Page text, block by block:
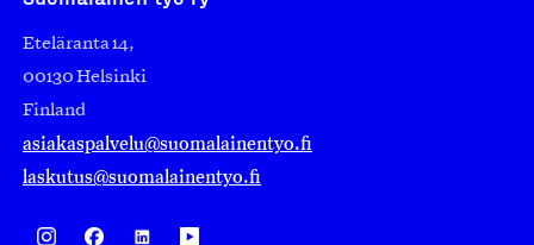
Eteläranta 14,
00130 Helsinki
Finland
asiakaspalvelu@suomalainentyo.fi
laskutus@suomalainentyo.fi